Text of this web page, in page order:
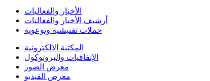
الأخبار والفعاليات
أرشيف الأخبار والفعاليات
حملات تفتيشية وتوعوية
المكتبة الالكترونية
الإتفاقيات والبروتوكول
معرض الصور
معرض الفيديو